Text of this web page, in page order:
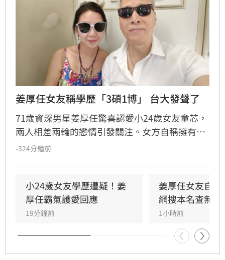
姜厚任女友稱學歷「3碩1博」 台大發聲了
71歲資深男星姜厚任驚喜認愛小24歲女友童芯，
兩人相差兩輪的戀情引發關注。女方自稱擁有台
大「3碩1博」的超狂學歷，並擔任電影公司CEO
引發學歷造假疑雲。對此，台灣大學校方回應表
示，個人學歷資訊涉及隱私，無法對外說明。面
對外界的質疑聲浪，姜厚任展現霸氣護愛態度，
呼籲外界不要把這段感情當成偵探片，強調自己
對女方背景有一定了解，懇請大眾給予兩人正常
的交往空間與尊重，不希望私生活受到外界過度
-324分鐘前
小24歲女友學歷遭疑！姜
厚任霸氣護愛回應
19分鐘前
姜厚任女友自
網搜本名查無此
1小時前